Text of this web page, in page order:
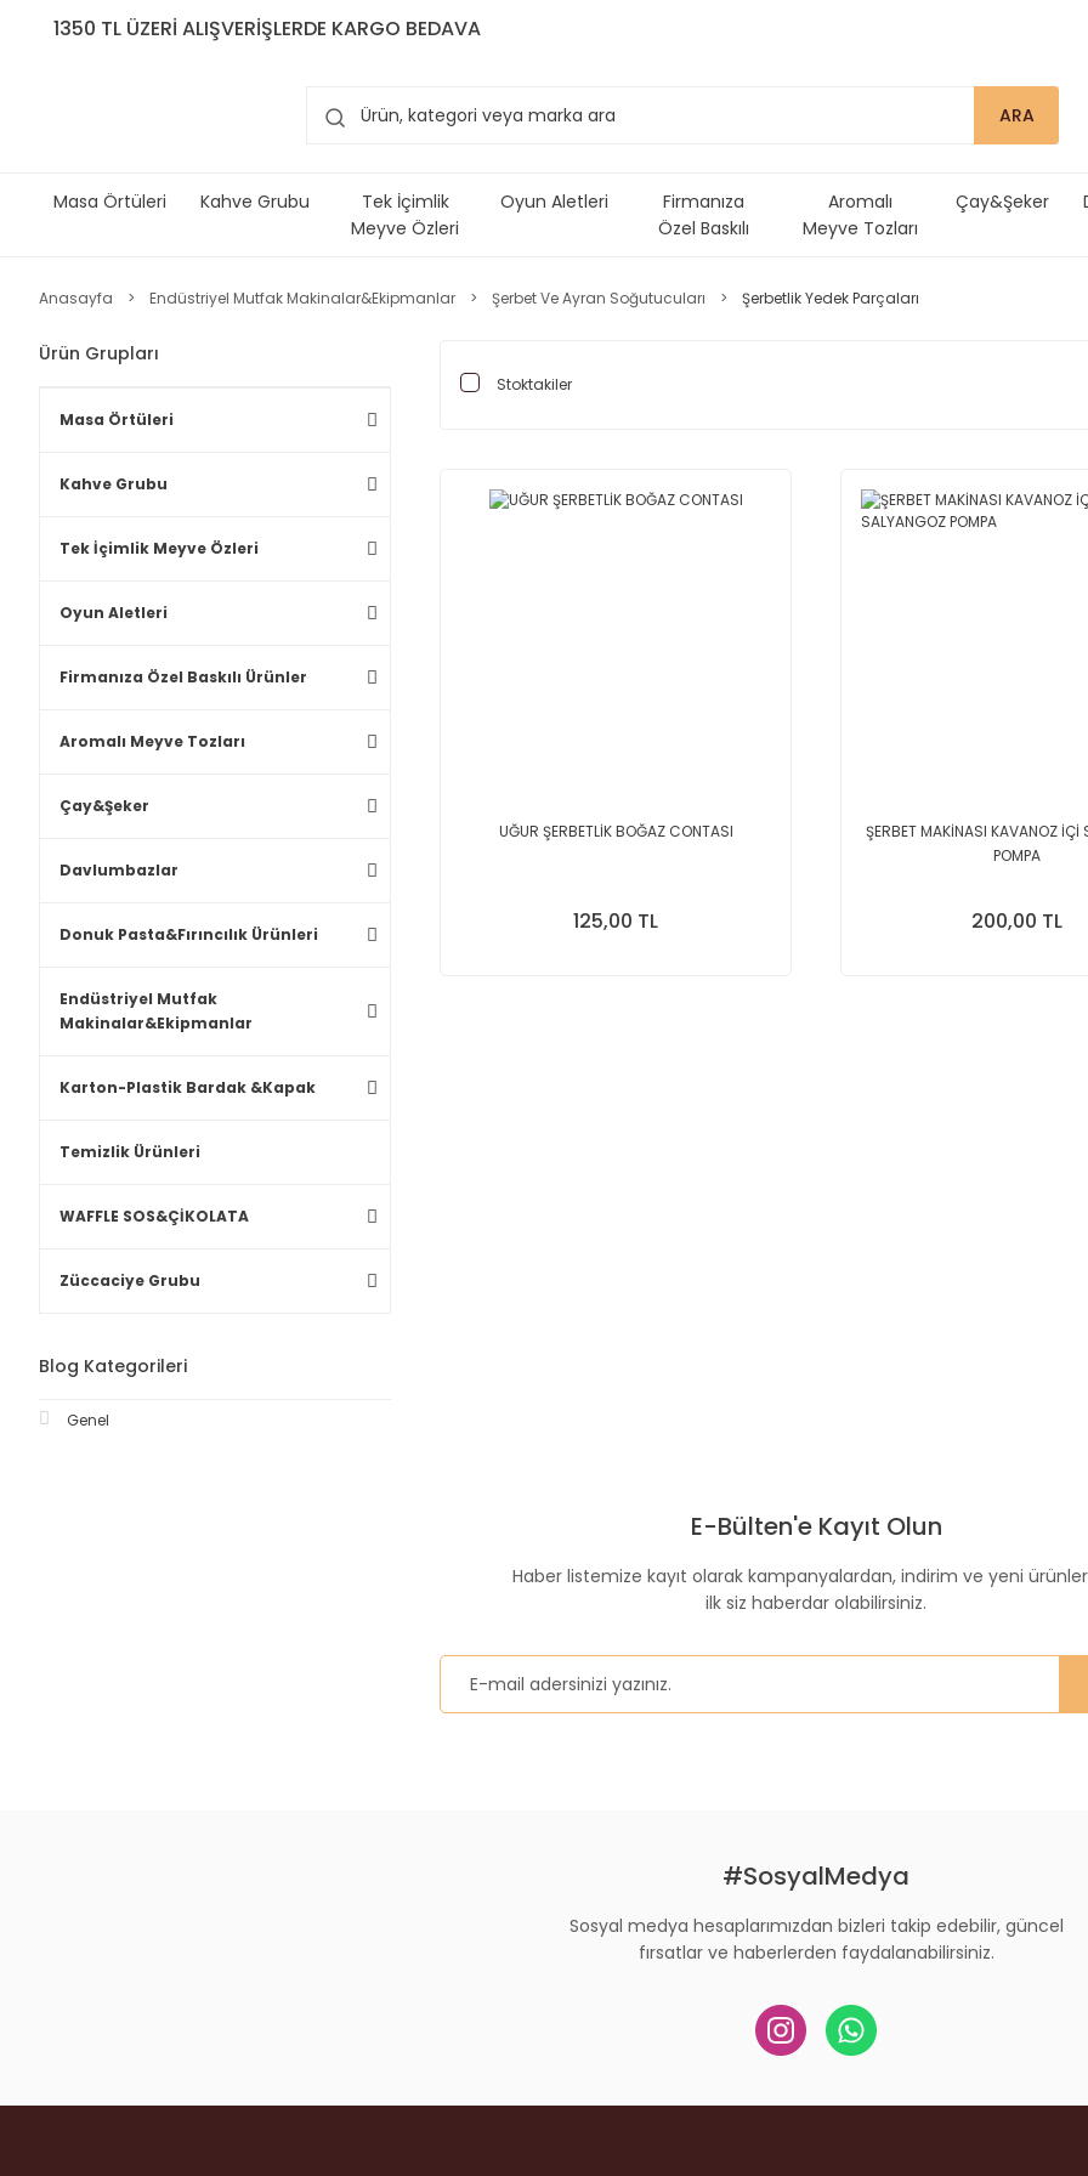
1350 TL ÜZERİ ALIŞVERİŞLERDE KARGO BEDAVA
ARA
Masa Örtüleri Kahve Grubu
Tek İçimlik
Meyve Özleri
Oyun Aletleri
Firmanıza
Özel Baskılı
Aromalı
Meyve Tozları
Çay&Şeker
Anasayfa Endüstriyel Mutfak Makinalar&Ekipmanlar Şerbet Ve Ayran Soğutucuları Şerbetlik Yedek Parçaları
Ürün Grupları
Masa Örtüleri
Kahve Grubu
Tek İçimlik Meyve Özleri
Oyun Aletleri
Firmanıza Özel Baskılı Ürünler
Aromalı Meyve Tozları
Çay&Şeker
Davlumbazlar
Donuk Pasta&Fırıncılık Ürünleri
Endüstriyel Mutfak
Makinalar&Ekipmanlar
Karton-Plastik Bardak &Kapak
Temizlik Ürünleri
WAFFLE SOS&ÇİKOLATA
Züccaciye Grubu
Blog Kategorileri
Genel
Stoktakiler
UĞUR ŞERBETLİK BOĞAZ CONTASI
125,00 TL
ŞERBET MAKİNASI KAVANOZ İÇİ
POMPA
200,00 TL
E-Bülten'e Kayıt Olun
Haber listemize kayıt olarak kampanyalardan, indirim ve yeni
ilk siz haberdar olabilirsiniz.
#SosyalMedya
Sosyal medya hesaplarımızdan bizleri takip edebilir, güncel
fırsatlar ve haberlerden faydalanabilirsiniz.